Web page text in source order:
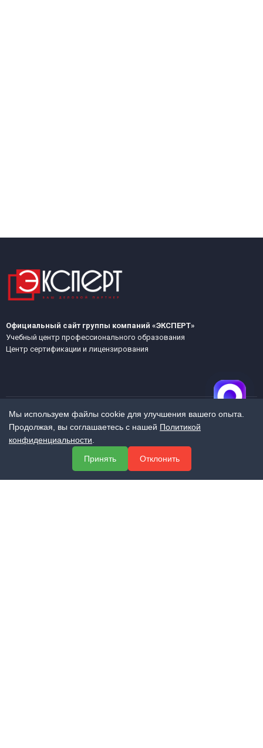
Официальный сайт группы компаний «ЭКСПЕРТ»
Учебный центр профессионального образования
Центр сертификации и лицензирования
МЕНЮ
Мы используем файлы cookie для улучшения вашего опыта.
Продолжая, вы соглашаетесь с нашей Политикой
конфиденциальности
Принять
Отклонить